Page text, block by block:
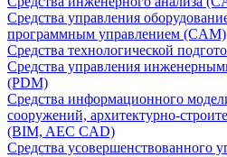
Средства управления
программным управлением (CAM)
Средства технологической
Средства управления
(PDM)
Средства информационного
сооружений, архитектурно-
(BIM, AEC CAD)
Средства усовершенствованного